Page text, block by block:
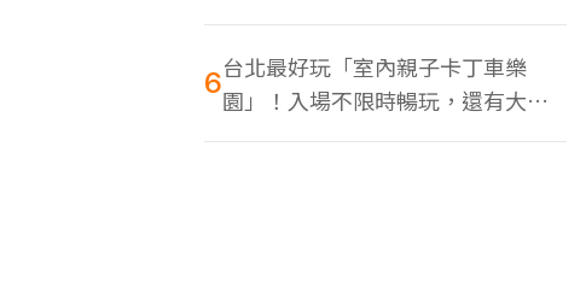
同框
6台北最好玩「室內親子卡丁車樂
園」！入場不限時暢玩，還有大螢
幕Switch遊戲區